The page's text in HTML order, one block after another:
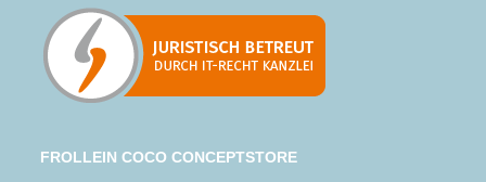
FROLLEIN COCO CONCEPTSTORE